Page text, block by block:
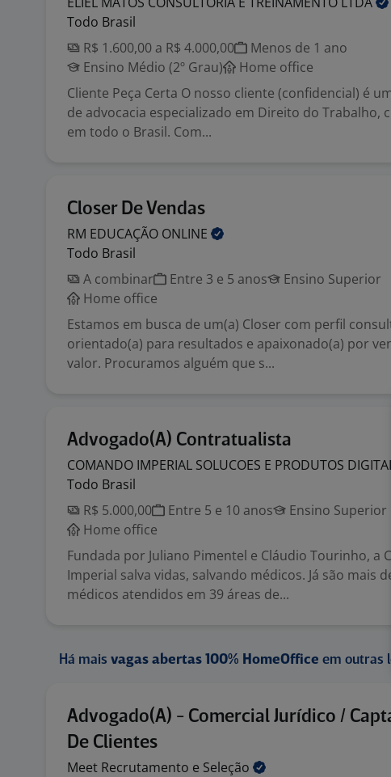
Todo Brasil
R$ 1.600,00 a R$ 4.000,00
Menos de 1 ano
Ensino Médio (2º Grau)
Home office
Cliente Peça Certa O nosso cliente (confidencial) é
de advocacia especializado em Direito do Trabalho,
em todo o Brasil. Com...
Closer De Vendas
RM EDUCAÇÃO ONLINE
Todo Brasil
A combinar
Entre 3 e 5 anos
Ensino Superior
Home office
Estamos em busca de um(a) Closer com perfil
orientado(a) para resultados e apaixonado(a) por
valor. Procuramos alguém que s...
Advogado(A) Contratualista
COMANDO IMPERIAL SOLUCOES E PRODUTOS
Todo Brasil
R$ 5.000,00
Entre 5 e 10 anos
Ensino Superior
Home office
Fundada por Juliano Pimentel e Cláudio Tourinho, a
Imperial salva vidas, salvando médicos. Já são mais de
médicos atendidos em 39 áreas de...
Há mais vagas abertas 100% HomeOffice em outras
Advogado(A) - Comercial Jurídico /
De Clientes
Meet Recrutamento e Seleção